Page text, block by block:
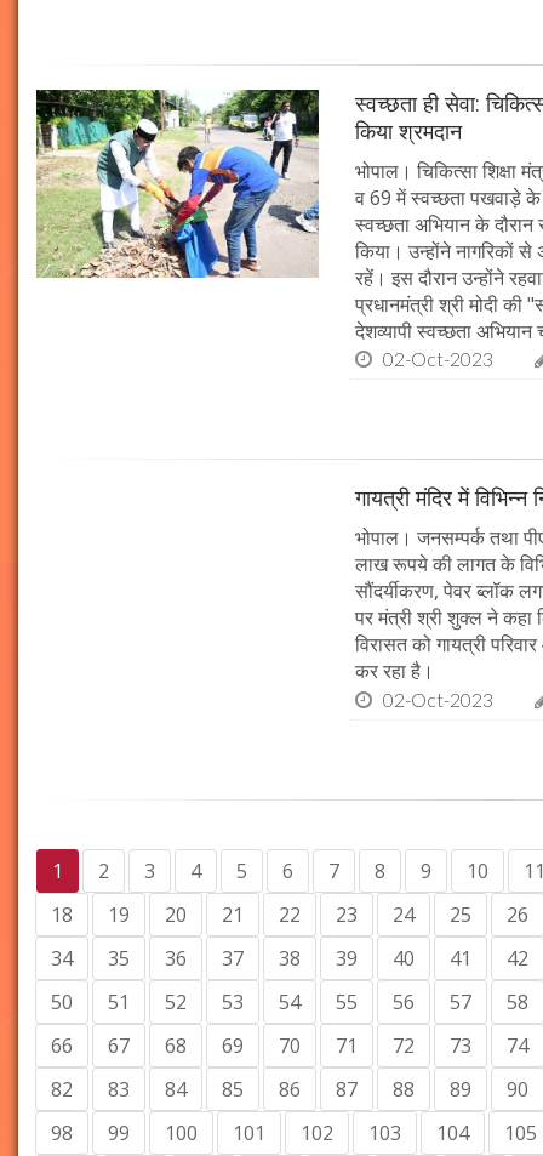
स्वच्छता ही सेवा:
किया श्रमदान
भोपाल। चिकित्सा शिक्षा
व 69 में स्वच्छता पखवाड़े के
स्वच्छता अभियान के
किया। उन्होंने नागरिकों
रहें। इस दौरान उन्होंने
प्रधानमंत्री श्री मोदी
देशव्यापी स्वच्छता अभियान
02-Oct-2023
गायत्री मंदिर में विभिन्न
भोपाल। जनसम्पर्क तथा
लाख रूपये की लागत के
सौंदर्यीकरण, पेवर ब्लॉक
पर मंत्री श्री शुक्ल ने कहा
विरासत को गायत्री
कर रहा है।
02-Oct-2023
1 2 3 4 5 6 7 8 9 10
18
19 20 21 22 23 24 25
26
34
35 36 37 38 39 40 41
42
50
51 52 53 54 55 56 57
58
66
67 68 69 70 71 72 73
74
82
83 84 85 86 87 88 89
90
98
99 100 101 102 103 104
105